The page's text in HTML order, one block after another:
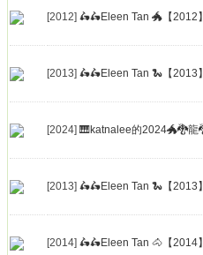
[2012] 🛵🛵Eleen Tan 🐲【2012
[2013] 🛵🛵Eleen Tan 🐍【2013
[2024] 🎹katnalee的2024🐲🐉龍
[2013] 🛵🛵Eleen Tan 🐍【2013
[2014] 🛵🛵Eleen Tan 🐴【2014